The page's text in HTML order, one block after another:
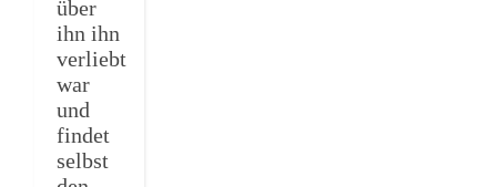
über
ihn ihn
verliebt
war
und
findet
selbst